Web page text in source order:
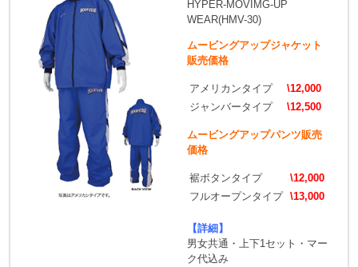
HYPER-MOVIMG-UP
WEAR(HMV-30)
ムービングアップジャケット
販売価格
アメリカンタイプ
\12,000
ジャンバータイプ
\12,500
ムービングアップパンツ販売
価格
裾ボタンタイプ
\12,000
フルオープンタイプ \13,000
【詳細】
男女共通・上下1セット・マー
ク代込み